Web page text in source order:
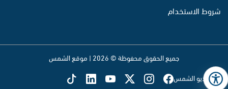
شروط الاستخدام
جميع الحقوق محفوظة © 2026 | موقع الشمس
تابع راديو الشمس